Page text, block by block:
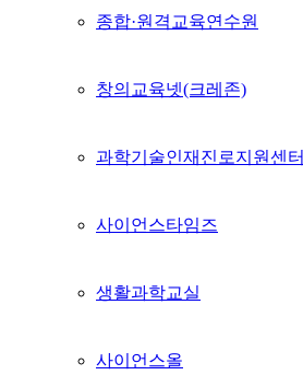
종합·원격교육연수원
창의교육넷(크레존)
과학기술인재진로지원센터
사이언스타임즈
생활과학교실
사이언스올